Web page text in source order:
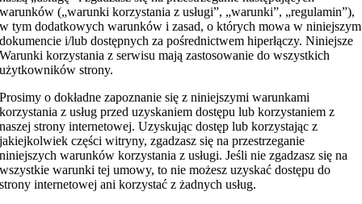
warunków („warunki korzystania z usługi”, „warunki”, „regulamin”),
w tym dodatkowych warunków i zasad, o których mowa w niniejszym
dokumencie i/lub dostępnych za pośrednictwem hiperłączy. Niniejsze
Warunki korzystania z serwisu mają zastosowanie do wszystkich
użytkowników strony.
Prosimy o dokładne zapoznanie się z niniejszymi warunkami
korzystania z usług przed uzyskaniem dostępu lub korzystaniem z
naszej strony internetowej. Uzyskując dostęp lub korzystając z
jakiejkolwiek części witryny, zgadzasz się na przestrzeganie
niniejszych warunków korzystania z usługi. Jeśli nie zgadzasz się na
wszystkie warunki tej umowy, to nie możesz uzyskać dostępu do
strony internetowej ani korzystać z żadnych usług.